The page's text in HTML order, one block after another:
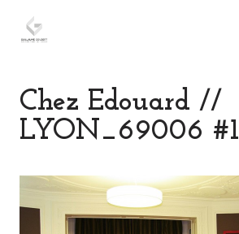
Chez Edouard //
LYON_69006 #1